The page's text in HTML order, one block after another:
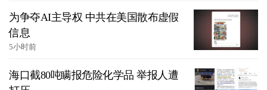
为争夺AI主导权 中共在美国散布虚假
信息
5小时前
海口截80吨瞒报危险化学品 举报人遭